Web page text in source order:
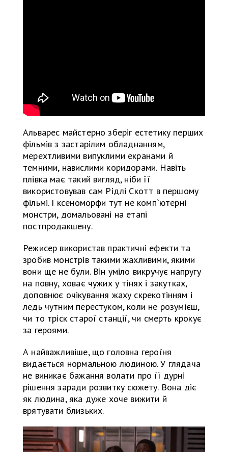
Альварес майстерно зберіг естетику перших
фільмів з застарілим обладнанням,
мерехтливими випуклими екранами й
темними, навислими коридорами. Навіть
плівка має такий вигляд, ніби її
використовував сам Рідлі Скотт в першому
фільмі. І ксеноморфи тут не комп`ютерні
монстри, домальовані на етапі
постпродакшену.
Режисер використав практичні ефекти та
зробив монстрів такими жахливими, якими
вони ще не були. Він уміло викручує напругу
на повну, ховає чужих у тінях і закутках,
доповнює очікування жаху скрекотінням і
ледь чутним перестуком, коли не розумієш,
чи то тріск старої станції, чи смерть крокує
за героями.
А найважливіше, що головна героїня
видається нормальною людиною. У глядача
не виникає бажання волати про її дурні
рішення заради розвитку сюжету. Вона діє
як людина, яка дуже хоче вижити й
врятувати близьких.